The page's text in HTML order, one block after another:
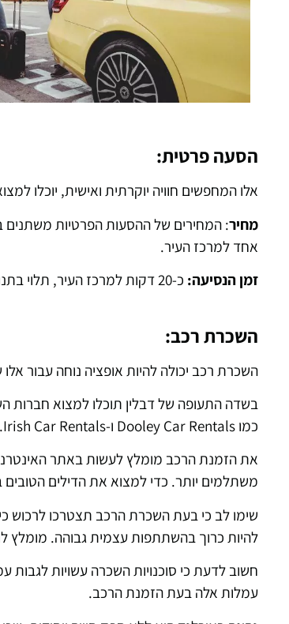
הסעה פרטית:
אלו המחפשים חוויה יוקרתית ואישית, יוכלו
מחיר
אחד למרכז העיר.
זמן הנסיעה: כ-20 דקות למרכז העיר, תלוי בתנועה.
השכרת רכב:
השכרת רכב יכולה להיות אופציה נוחה עבור
כמו Dooley Car Rentals ו-Irish Car Rentals.
את הזמנת הרכב מומלץ לעשות באתר
משתלמים יותר. כדי למצוא את הדילים הטובים
שימו לב כי בעת השכרת הרכב תצטרכו לרכוש
להיות כרוך בהשתתפות עצמית גבוהה. מומלץ
עמלות אלה בעת הזמנת הרכב.